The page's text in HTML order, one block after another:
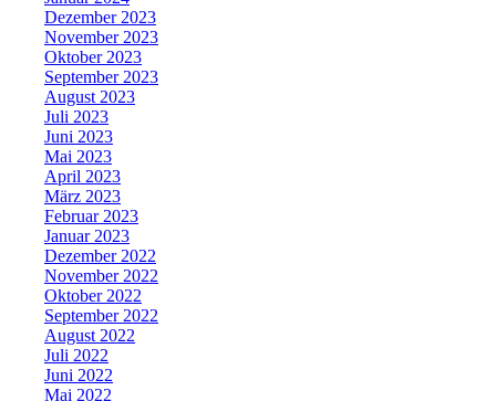
Dezember 2023
November 2023
Oktober 2023
September 2023
August 2023
Juli 2023
Juni 2023
Mai 2023
April 2023
März 2023
Februar 2023
Januar 2023
Dezember 2022
November 2022
Oktober 2022
September 2022
August 2022
Juli 2022
Juni 2022
Mai 2022